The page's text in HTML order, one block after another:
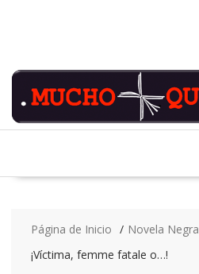
Página de Inicio
Novela Negra
¡Víctima, femme fatale o…!